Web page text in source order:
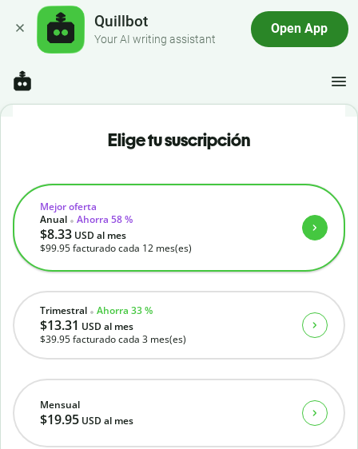
Quillbot
Your AI writing assistant
Open App
Elige tu suscripción
Mensual
$19.95 USD al mes
Trimestral Ahorra 33 %
$13.31 USD al mes
$39.95facturado cada 3 mes(es)
Mejor oferta
Anual
Ahorra 58 %
$8.33 USD al mes
$99.95facturado cada 12 mes(es)